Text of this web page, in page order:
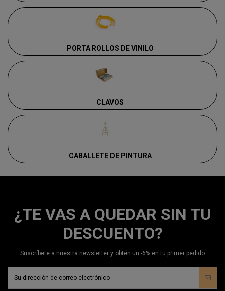
PORTA ROLLOS DE VINILO
CLAVOS
CABALLETE DE PINTURA
¿TE VAS A QUEDAR SIN TU
DESCUENTO?
Suscríbete a nuestra newsletter y obtén un -6% en tu primer pedido